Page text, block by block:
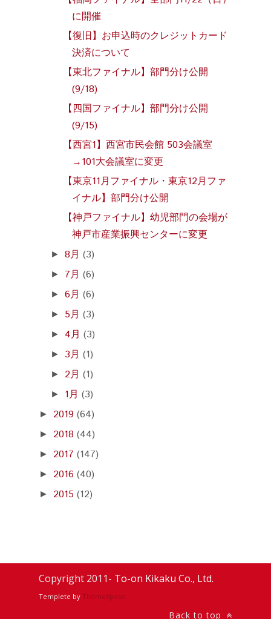
に開催
【復旧】お申込時のクレジットカード
決済について
【東北ファイナル】部門分け公開
(9/18)
【四国ファイナル】部門分け公開
(9/15)
【西宮1】西宮市民会館 503会議室
→101大会議室に変更
【東京11月ファイナル・東京12月ファ
イナル】部門分け公開
【神戸ファイナル】幼児部門の会場が
神戸市産業振興センターに変更
►8月(3)
► 7月(6)
►6月(6)
► 5月(3)
► 4月(3)
► 3月(1)
► 2月(1)
► 1月(3)
► 2019 (64)
► 2018 (44)
► 2017 (147)
► 2016 (40)
► 2015 (12)
Copyright 2011- To-on Kikaku Co., Ltd.
Templete by ThemeXpose
Back to top